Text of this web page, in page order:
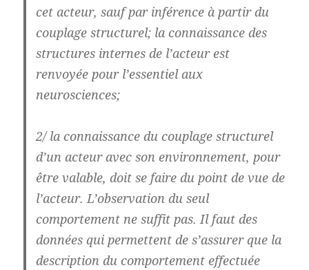
cet acteur, sauf par inférence à partir du
couplage structurel; la connaissance des
structures internes de l’acteur est
renvoyée pour l’essentiel aux
neurosciences;
2/ la connaissance du couplage structurel
d’un acteur avec son environnement, pour
être valable, doit se faire du point de vue de
l’acteur. L’observation du seul
comportement ne suffit pas. Il faut des
données qui permettent de s’assurer que la
description du comportement effectuée